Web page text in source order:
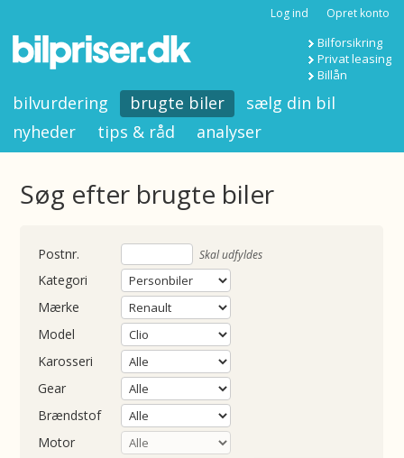
Log ind Opret konto
Bilforsikring
Privat leasing
Billån
bilvurdering brugte biler
sælg din bil
nyheder
tips & råd analyser
Søg efter brugte biler
Skal udfyldes
Kategori
Mærke
Model
Karosseri
Gear
Brændstof
Motor